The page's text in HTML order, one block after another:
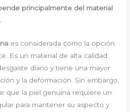
principalmente del material
es considerada como la opción
Es un material de alta calidad
diario y tiene una mayor
y la deformación. Sin embargo,
que la piel genuina requiere un
para mantener su aspecto y